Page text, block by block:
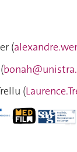
(
(